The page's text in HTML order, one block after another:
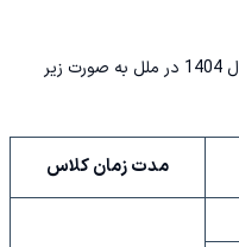
در سال 1404 در ملل به صورت زیر
مدت زمان کلاس